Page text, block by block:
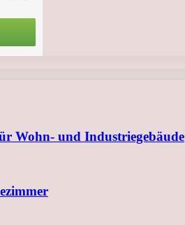
Wohn- und Industriegebäude